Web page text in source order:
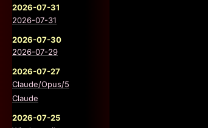
2026-07-31
2026-07-31
2026-07-30
2026-07-29
2026-07-27
Claude/Opus/5
Claude
2026-07-25